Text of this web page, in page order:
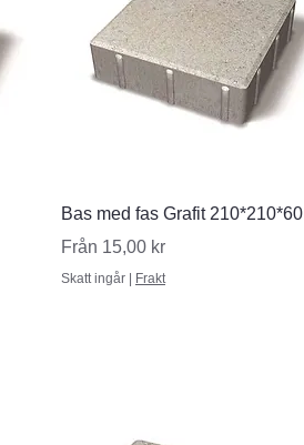
Snabbvisning
Bas med fas Grafit 210*210*60
Från 15,00 kr
Reapris
Skatt ingår | Frakt